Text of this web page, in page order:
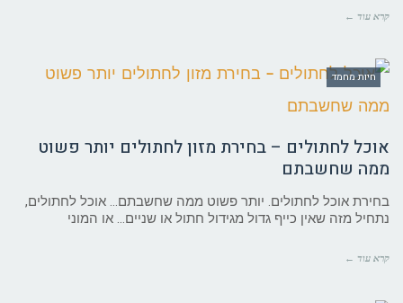
קרא עוד ←
חיות מחמד
אוכל לחתולים – בחירת מזון לחתולים יותר פשוט
ממה שחשבתם
בחירת אוכל לחתולים. יותר פשוט ממה שחשבתם… אוכל לחתולים,
נתחיל מזה שאין כייף גדול מגידול חתול או שניים… או המוני
קרא עוד ←